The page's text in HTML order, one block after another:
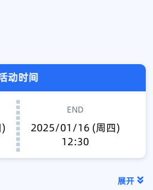
动时间
END
2025/01/16 (周四)
12:30
展开